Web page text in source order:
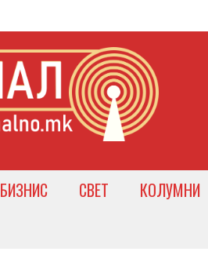
БИЗНИС СВЕТ КОЛУМНИ